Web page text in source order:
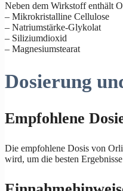
Neben dem Wirkstoff enthält
– Mikrokristalline Cellulose
– Natriumstärke-Glykolat
– Siliziumdioxid
– Magnesiumstearat
Dosierung
Empfohlene
Die empfohlene Dosis von
wird, um die besten